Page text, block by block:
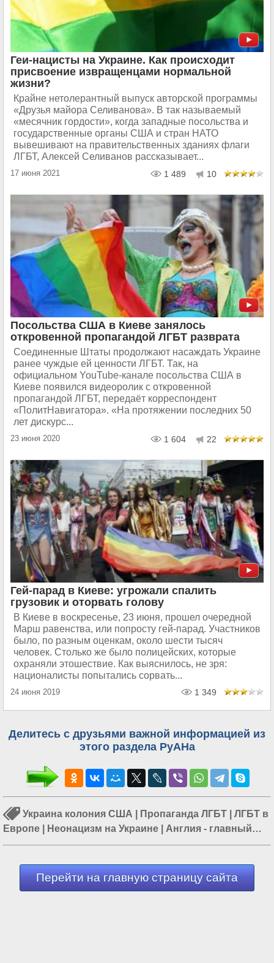
Геи-нацисты на Украине. Как происходит
присвоение извращенцами нормальной
жизни?
Крайне нетолерантный выпуск авторской программы
«Друзья майора Селиванова». В так называемый
«месячник гордости», когда западные посольства и
государственные органы США и стран НАТО
вывешивают на правительственных зданиях флаги
ЛГБТ, Алексей Селиванов рассказывает...
17 июня 2021 1 489 10
Посольства США в Киеве занялось
откровенной пропагандой ЛГБТ разврата
Соединенные Штаты продолжают насаждать Украине
ранее чуждые ей ценности ЛГБТ. Так, на
официальном YouTube-канале посольства США в
Киеве появился видеоролик с откровенной
пропагандой ЛГБТ, передаёт корреспондент
«ПолитНавигатора». «На протяжении последних 50
лет дискурс...
23 июня 2020 1 604 22
Гей-парад в Киеве: угрожали спалить
грузовик и оторвать голову
В Киеве в воскресенье, 23 июня, прошел очередной
Марш равенства, или попросту гей-парад. Участников
было, по разным оценкам, около шести тысяч
человек. Столько же было полицейских, которые
охраняли этошествие. Как выяснилось, не зря:
националисты попытались сорвать...
24 июня 2019 1 349
Делитесь с друзьями важной информацией из
этого раздела РуАНа
Украина колония США Пропаганда ЛГБТ
ЛГБТ в
Европе
Неонацизм на Украине
Англия - главный
паразит|Украина и США|Ювенальная юстиция
Перейти на главную страницу сайта